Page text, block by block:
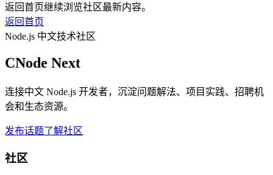
返回首页继续浏览社区最新内容。
返回首页
Node.js 中文技术社区
CNode Next
连接中文 Node.js 开发者，沉淀问题解法、项目实践、招聘机
会和生态资源。
发布话题了解社区
社区